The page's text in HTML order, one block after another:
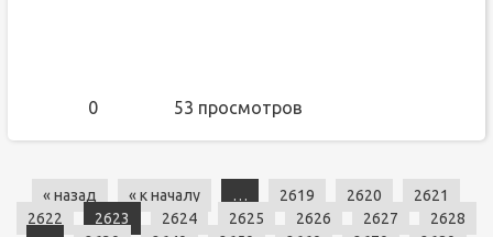
0 53 просмотров
« назад « к началу … 2619 2620
2621
2622
2623 2624 2625 2626 2627
2628